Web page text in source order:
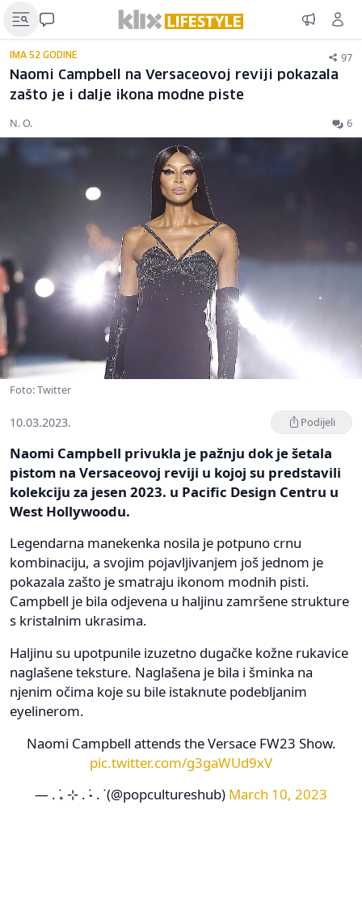
IMA 52 GODINE 97
Naomi Campbell na Versaceovoj reviji pokazala
zašto je i dalje ikona modne piste
N. O. 6
Foto: Twitter
10.03.2023. Podijeli
Naomi Campbell privukla je pažnju dok je šetala
pistom na Versaceovoj reviji u kojoj su predstavili
kolekciju za jesen 2023. u Pacific Design Centru u
West Hollywoodu.
Legendarna manekenka nosila je potpuno crnu
kombinaciju, a svojim pojavljivanjem još jednom je
pokazala zašto je smatraju ikonom modnih pisti.
Campbell je bila odjevena u haljinu zamršene strukture
s kristalnim ukrasima.
Haljinu su upotpunile izuzetno dugačke kožne rukavice
naglašene teksture. Naglašena je bila i šminka na
njenim očima koje su bile istaknute podebljanim
eyelinerom.
Naomi Campbell attends the Versace FW23 Show.
pic.twitter.com/g3gaWUd9xV
— . ݁₊ ⊹ . ݁˖ . ݁ (@popcultureshub) March 10, 2023